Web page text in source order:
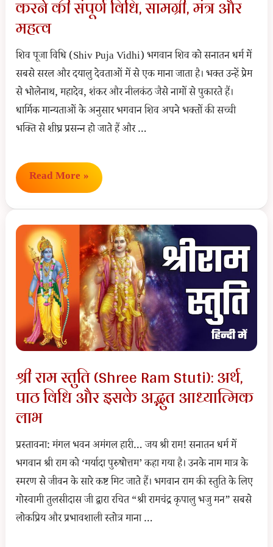
संदर्भ
करने की संपूर्ण विधि, सामग्री, मंत्र और
महत्व
शिव पूजा विधि (Shiv Puja Vidhi) भगवान शिव को सनातन धर्म में
सबसे सरल और दयालु देवताओं में से एक माना जाता है। भक्त उन्हें प्रेम
से भोलेनाथ, महादेव, शंकर और नीलकंठ जैसे नामों से पुकारते हैं।
धार्मिक मान्यताओं के अनुसार भगवान शिव अपने भक्तों की सच्ची
भक्ति से शीघ्र प्रसन्न हो जाते हैं और …
Shiv
Puja
Vidhi:
भगवान
शिव
की
पूजा
करने
की
संपूर्ण
सामग्री,
मंत्र
और
Read More »
श्री राम स्तुति (Shree Ram Stuti): अर्थ,
पाठ विधि और इसके अद्भुत आध्यात्मिक
लाभ
प्रस्तावना: मंगल भवन अमंगल हारी… जय श्री राम! सनातन धर्म में
भगवान श्री राम को ‘मर्यादा पुरुषोत्तम’ कहा गया है। उनके नाम मात्र के
स्मरण से जीवन के सारे कष्ट मिट जाते हैं। भगवान राम की स्तुति के लिए
गोस्वामी तुलसीदास जी द्वारा रचित “श्री रामचंद्र कृपालु भजु मन” सबसे
लोकप्रिय और प्रभावशाली स्तोत्र माना …